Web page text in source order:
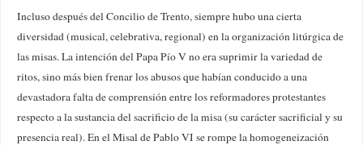
Incluso después del Concilio de Trento, siempre hubo una cierta
diversidad (musical, celebrativa, regional) en la organización litúrgica de
las misas. La intención del Papa Pío V no era suprimir la variedad de
ritos, sino más bien frenar los abusos que habían conducido a una
devastadora falta de comprensión entre los reformadores protestantes
respecto a la sustancia del sacrificio de la misa (su carácter sacrificial y su
presencia real). En el Misal de Pablo VI se rompe la homogeneización